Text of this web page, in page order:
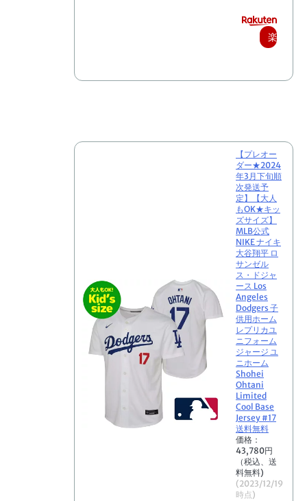
楽
で
【プレオー
ダー★2024
年3月下旬順
次発送予
定】【大人
もOK★キッ
ズサイズ】
MLB公式
NIKE ナイキ
大谷翔平 ロ
サンゼル
ス・ドジャ
ース Los
Angeles
Dodgers 子
供用ホーム
レプリカユ
ニフォーム
ジャージ ユ
ニホーム
Shohei
Ohtani
Limited
Cool Base
Jersey #17
送料無料
価格：
43,780円
（税込、送
料無料)
(2023/12/19
時点)